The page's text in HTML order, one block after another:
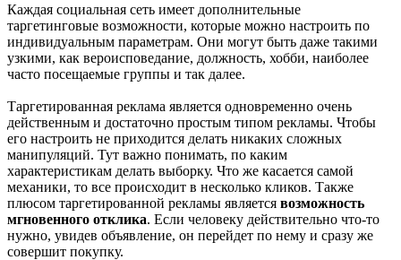
Каждая социальная сеть имеет дополнительные
таргетинговые возможности, которые можно настроить по
индивидуальным параметрам. Они могут быть даже такими
узкими, как вероисповедание, должность, хобби, наиболее
часто посещаемые группы и так далее.
Таргетированная реклама является одновременно очень
действенным и достаточно простым типом рекламы. Чтобы
его настроить не приходится делать никаких сложных
манипуляций. Тут важно понимать, по каким
характеристикам делать выборку. Что же касается самой
механики, то все происходит в несколько кликов. Также
плюсом таргетированной рекламы является возможность
мгновенного отклика. Если человеку действительно что-то
нужно, увидев объявление, он перейдет по нему и сразу же
совершит покупку.